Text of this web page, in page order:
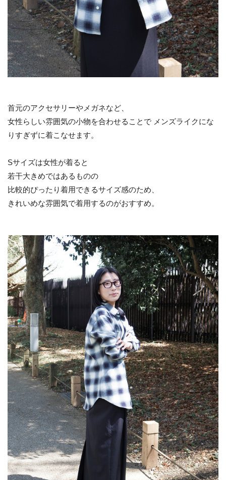
首元のアクセサリーやメガネなど、
女性らしい雰囲気の小物を合わせることで メンズライクにな
りすぎずに着こなせます。
Sサイズは女性が着ると
若干大きめではあるものの
比較的ぴったり着用できるサイズ感のため、
きれいめな雰囲気で着用するのがおすすめ。